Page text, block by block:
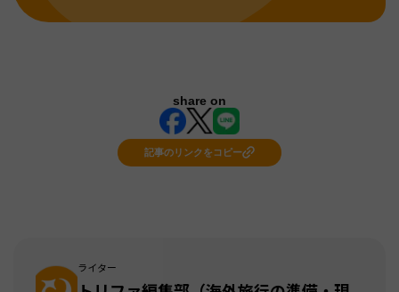
share on
記事のリンクをコピー
ライター